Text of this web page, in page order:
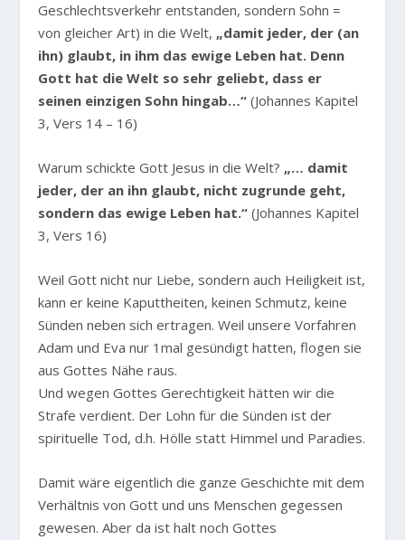
Geschlechtsverkehr entstanden, sondern Sohn =
von gleicher Art) in die Welt, „damit jeder, der (an
ihn) glaubt, in ihm das ewige Leben hat. Denn
Gott hat die Welt so sehr geliebt, dass er
seinen einzigen Sohn hingab…“ (Johannes Kapitel
3, Vers 14 – 16)
Warum schickte Gott Jesus in die Welt? „… damit
jeder, der an ihn glaubt, nicht zugrunde geht,
sondern das ewige Leben hat.“ (Johannes Kapitel
3, Vers 16)
Weil Gott nicht nur Liebe, sondern auch Heiligkeit ist,
kann er keine Kaputtheiten, keinen Schmutz, keine
Sünden neben sich ertragen. Weil unsere Vorfahren
Adam und Eva nur 1mal gesündigt hatten, flogen sie
aus Gottes Nähe raus.
Und wegen Gottes Gerechtigkeit hätten wir die
Strafe verdient. Der Lohn für die Sünden ist der
spirituelle Tod, d.h. Hölle statt Himmel und Paradies.
Damit wäre eigentlich die ganze Geschichte mit dem
Verhältnis von Gott und uns Menschen gegessen
gewesen. Aber da ist halt noch Gottes